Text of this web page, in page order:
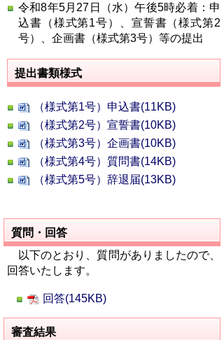
令和8年5月27日（水）午後5時必着：申
込書（様式第1号）、宣誓書（様式第2
号）、企画書（様式第3号）等の提出
提出書類様式
（様式第1号）申込書(11KB)
（様式第2号）宣誓書(10KB)
（様式第3号）企画書(10KB)
（様式第4号）質問書(14KB)
（様式第5号）辞退届(13KB)
質問・回答
以下のとおり、質問がありましたので、
回答いたします。
回答(145KB)
審査結果